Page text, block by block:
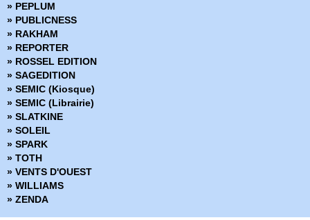
» PEPLUM
» PUBLICNESS
» RAKHAM
» REPORTER
» ROSSEL EDITION
» SAGEDITION
» SEMIC (Kiosque)
» SEMIC (Librairie)
» SLATKINE
» SOLEIL
» SPARK
» TOTH
» VENTS D'OUEST
» WILLIAMS
» ZENDA